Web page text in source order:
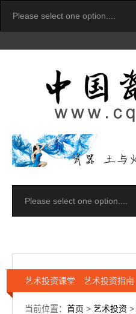
艺术投资课堂 艺术投资指南
当前位置： 首页 > 艺术投资 >